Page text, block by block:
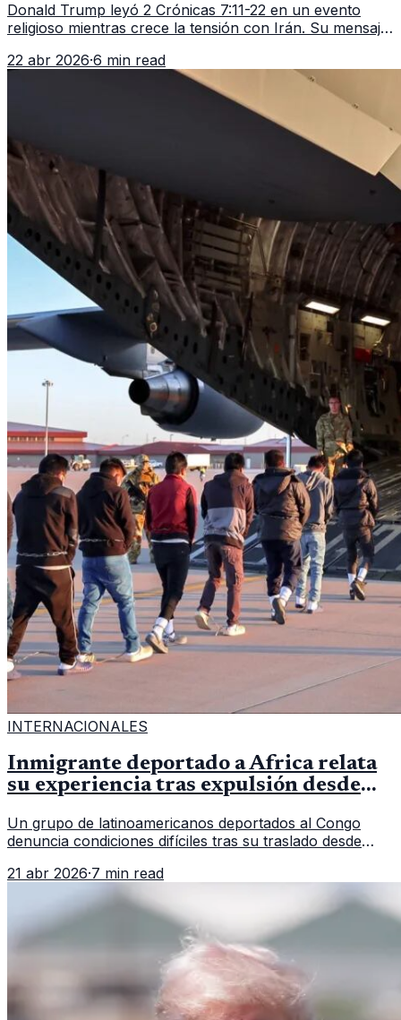
Donald Trump leyó 2 Crónicas 7:11-22 en un evento
religioso mientras crece la tensión con Irán. Su mensaje
22 abr 2026·6 min read
INTERNACIONALES
Inmigrante deportado a África relata
su experiencia tras expulsión desde
Un grupo de latinoamericanos deportados al Congo
denuncia condiciones difíciles tras su traslado desde
psicológico de llegar a África.
21 abr 2026·7 min read